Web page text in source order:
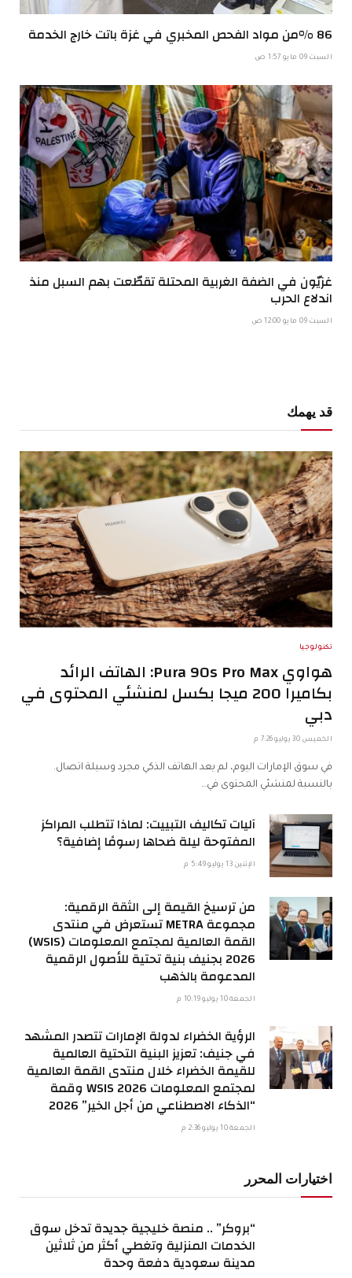
86 %من مواد الفحص المخبري في غزة باتت خارج الخدمة
السبت 09 مايو 1:57 ص
غزيّون في الضفة الغربية المحتلة تقطّعت بهم السبل منذ
اندلاع الحرب
السبت 09 مايو 12:00 ص
قد يهمك
تكنولوجيا
هواوي Pura 90s Pro Max: الهاتف الرائد
بكاميرا 200 ميجا بكسل لمنشئي المحتوى في
دبي
الخميس 30 يوليو 7:26 م
في سوق الإمارات اليوم، لم يعد الهاتف الذكي مجرد وسيلة اتصال.
بالنسبة لمنشئي المحتوى في…
آليات تكاليف التبييت: لماذا تتطلب المراكز
المفتوحة ليلة ضحاها رسومًا إضافية؟
الإثنين 13 يوليو 5:49 م
من ترسيخ القيمة إلى الثقة الرقمية:
مجموعة METRA تستعرض في منتدى
القمة العالمية لمجتمع المعلومات (WSIS)
2026 بجنيف بنية تحتية للأصول الرقمية
المدعومة بالذهب
الجمعة 10 يوليو 10:19 م
الرؤية الخضراء لدولة الإمارات تتصدر المشهد
في جنيف: تعزيز البنية التحتية العالمية
للقيمة الخضراء خلال منتدى القمة العالمية
لمجتمع المعلومات WSIS 2026 وقمة
“الذكاء الاصطناعي من أجل الخير” 2026
الجمعة 10 يوليو 2:36 م
اختيارات المحرر
“بروكر” .. منصة خليجية جديدة تدخل سوق
الخدمات المنزلية وتغطي أكثر من ثلاثين
مدينة سعودية دفعة وحدة